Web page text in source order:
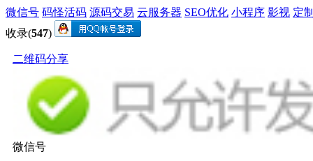
微信号 码怪活码 源码交易 云服务器 SEO优化 小程序 影视 定
收录(547)
二维码分享
微信号